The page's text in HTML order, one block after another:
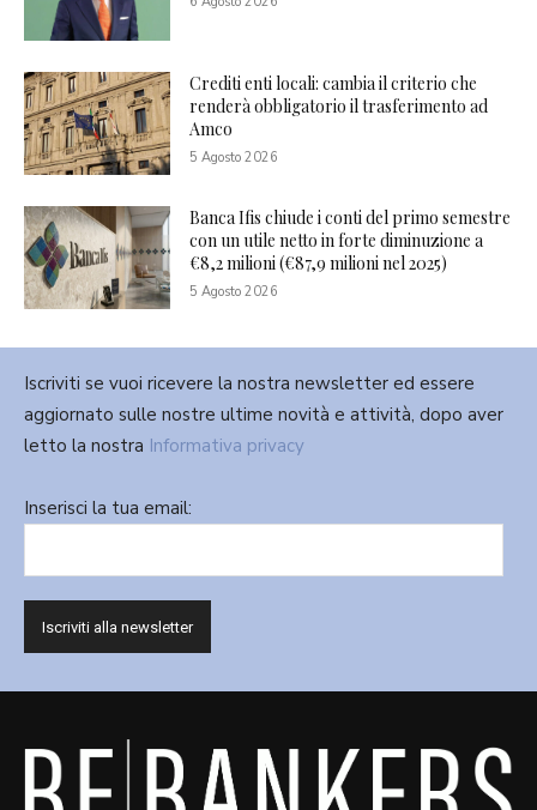
Crediti enti locali: cambia il criterio che
renderà obbligatorio il trasferimento ad
Amco
5 Agosto 2026
Banca Ifis chiude i conti del primo semestre
con un utile netto in forte diminuzione a
€8,2 milioni (€87,9 milioni nel 2025)
5 Agosto 2026
Iscriviti se vuoi ricevere la nostra newsletter ed essere
aggiornato sulle nostre ultime novità e attività, dopo aver
letto la nostra Informativa privacy
Inserisci la tua email: